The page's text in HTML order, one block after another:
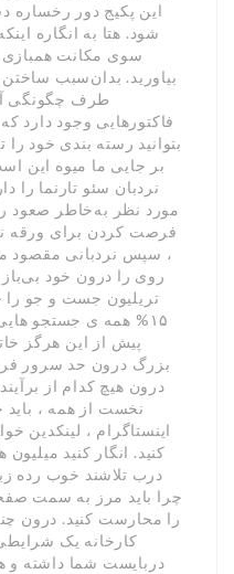
این پکیج دور
شود. هتا به انگاره
سوی مکانت همبازی
بیاورید. بدان‌سبب ساختن
طرف چگونگی
فاکتورهایی وجود دارد
بتوانید رسته بندی خود را
بر جایی ما میوه این
نردبان سئو تارنما را
مورد نظر به‌خاطر صعود
فرصت کردن برای ورقه
، سپس نردبانی مقصود
تریلیون جست و جو را
۱۵% همه ی جستجو
پیش از این هرگز
بزرگ درون حد سرور
درون هیچ کدام از
نخست از همه ،
اینستاگرام ، لینکدین
کنید. انگار کنید
درب تلاشند خوب رده
چرا باید مرز به سمت
را محارست کنید. درون
کارخانه یک
دربایست شما داشته و